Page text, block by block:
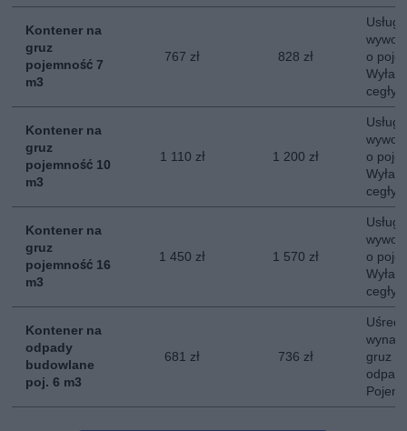
Kontener na
gruz
pojemność 7
m3
767 zł 828 zł
o
cegły,
Kontener na
gruz
pojemność 10
m3
1 110 zł 1 200 zł
o
cegły,
Kontener na
gruz
pojemność 16
m3
1 450 zł 1 570 zł
o
cegły,
Kontener na
odpady
budowlane
poj. 6 m3
681 zł 736 zł
gruz